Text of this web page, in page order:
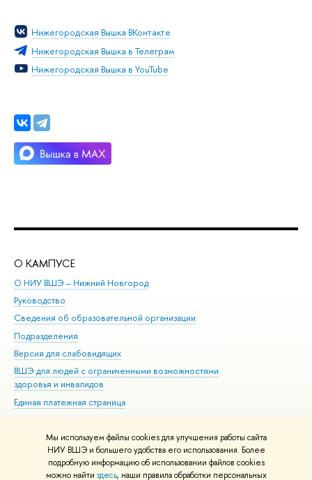
Мы используем файлы cookies для улучшения работы сайта
НИУ ВШЭ и большего удобства его использования. Более
подробную информацию об использовании файлов cookies
можно найти здесь, наши правила обработки персональных
Нижегородская Вышка ВКонтакте
Нижегородская Вышка в Телеграм
Нижегородская Вышка в YouTube
О КАМПУСЕ
О НИУ ВШЭ – Нижний Новгород
Руководство
Сведения об образовательной организации
Подразделения
Версия для слабовидящих
ВШЭ для людей с ограниченными возможностями
здоровья и инвалидов
Единая платежная страница